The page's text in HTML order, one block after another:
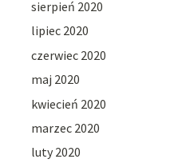
sierpień 2020
lipiec 2020
czerwiec 2020
maj 2020
kwiecień 2020
marzec 2020
luty 2020